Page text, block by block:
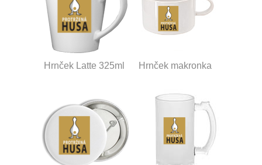
Hrnček Latte 325ml Hrnček makronka